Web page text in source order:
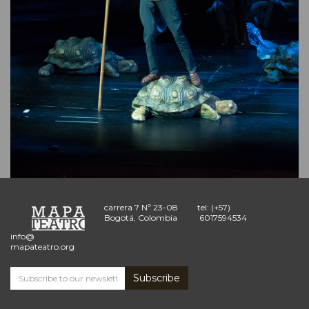
carrera 7 Nº 23-08
Bogotá, Colombia
tel: (+57)
6017594534
info@
mapateatro.org
Subscribe